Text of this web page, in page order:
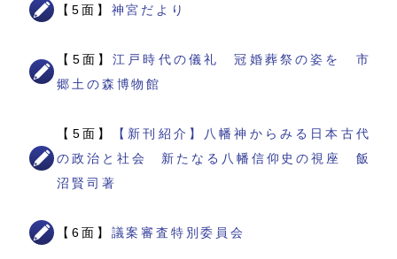
【5面】 神宮だより
【5面】江戸時代の儀礼 冠婚葬祭の姿を 市
郷土の森博物館
【5面】
【新刊紹介】八幡神からみる日本古代
の政治と社会 新たなる八幡信仰史の視座 飯
沼賢司著
【6面】 議案審査特別委員会